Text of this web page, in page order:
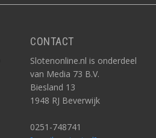
CONTACT
Slotenonline.nl is onderdeel
van Media 73 B.V.
Biesland 13
1948 RJ Beverwijk
0251-748741